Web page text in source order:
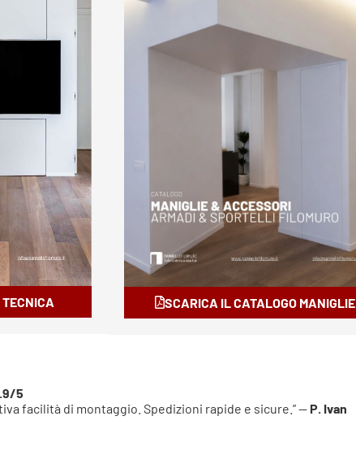
SCARICA IL CATALOGO MANIGLIE
5
facilità di montaggio. Spedizioni rapide e sicure.” — P. Ivan